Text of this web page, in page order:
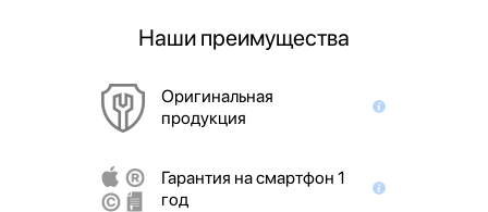
Наши преимущества
Оригинальная
продукция
Гарантия на смартфон 1
год